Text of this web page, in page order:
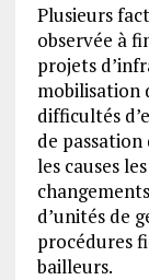
Plusieurs
observée à
projets
mobilisation
difficultés
de
les causes
d’unités de
procédures
bailleurs.